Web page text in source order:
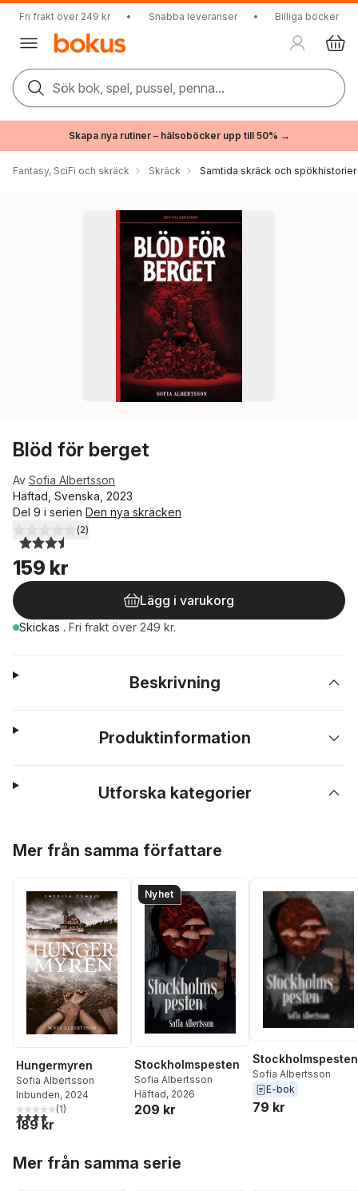
Fri frakt över 249 kr • Snabba leveranser • Billiga böcker
Sök bok, spel, pussel, penna...
Skapa nya rutiner – hälsoböcker upp till 50% →
Fantasy, SciFi och skräck Skräck Samtida skräck och spökhistorier
Blöd för berget
Av Sofia Albertsson
Häftad, Svenska, 2023
Del 9 i serien Den nya skräcken
3,5utav 5 stjärnor. Totalt antal röster:
(2)
159 kr
Lägg i varukorg
Skickas . Fri frakt över 249 kr.
Beskrivning
Produktinformation
Utforska kategorier
Mer från samma författare
Hungermyren
Sofia Albertsson
Inbunden, 2024
4,0utav 5 stjärnor. Totalt antal röster:
(1)
189 kr
Nyhet
Stockholmspesten
Sofia Albertsson
Häftad, 2026
209 kr
Stockholmspesten
Sofia Albertsson
E-bok
79 kr
Mer från samma serie